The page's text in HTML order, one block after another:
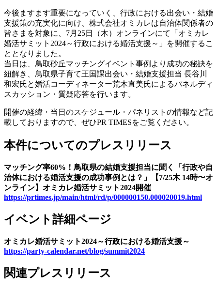
今後ますます重要になっていく、行政における出会い・結婚
支援策の充実化に向け、株式会社オミカレは自治体関係者の
皆さまを対象に、7月25日（木）オンラインにて「オミカレ
婚活サミット2024～行政における婚活支援～」を開催するこ
ととなりました。
当日は、鳥取砂丘マッチングイベント事例より成功の秘訣を
紐解き、鳥取県子育て王国課出会い・結婚支援担当 長谷川
和宏氏と婚活コーディネーター荒木直美氏によるパネルディ
スカッション・質疑応答を行います。
開催の経緯・当日のスケジュール・パネリストの情報など記
載しておりますので、ぜひPR TIMESをご覧ください。
本件についてのプレスリリース
マッチング率60%！鳥取県の結婚支援担当に聞く「行政や自
治体における婚活支援の成功事例とは？」【7/25木 14時〜オ
ンライン】オミカレ婚活サミット2024開催
https://prtimes.jp/main/html/rd/p/000000150.000020019.html
イベント詳細ページ
オミカレ婚活サミット2024～行政における婚活支援～
https://party-calendar.net/blog/summit2024
関連プレスリリース